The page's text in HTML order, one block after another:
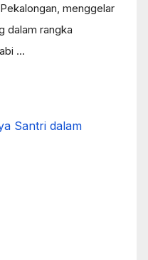
menggelar
dalam rangka
...